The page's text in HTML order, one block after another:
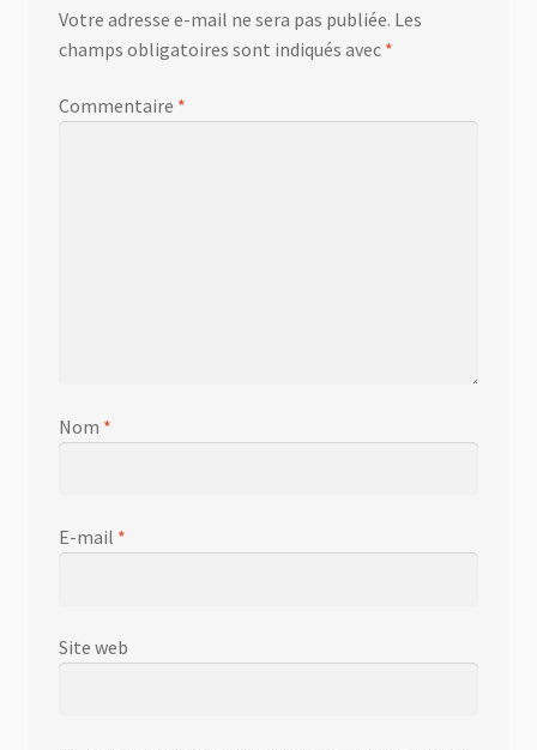
Votre adresse e-mail ne sera pas publiée. Les
champs obligatoires sont indiqués avec *
Commentaire *
Nom *
E-mail *
Site web